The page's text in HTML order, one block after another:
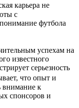
карьера не
с
футбола
успехам на
известного
серьезность
что опыт и
внимание к
спонсоров и